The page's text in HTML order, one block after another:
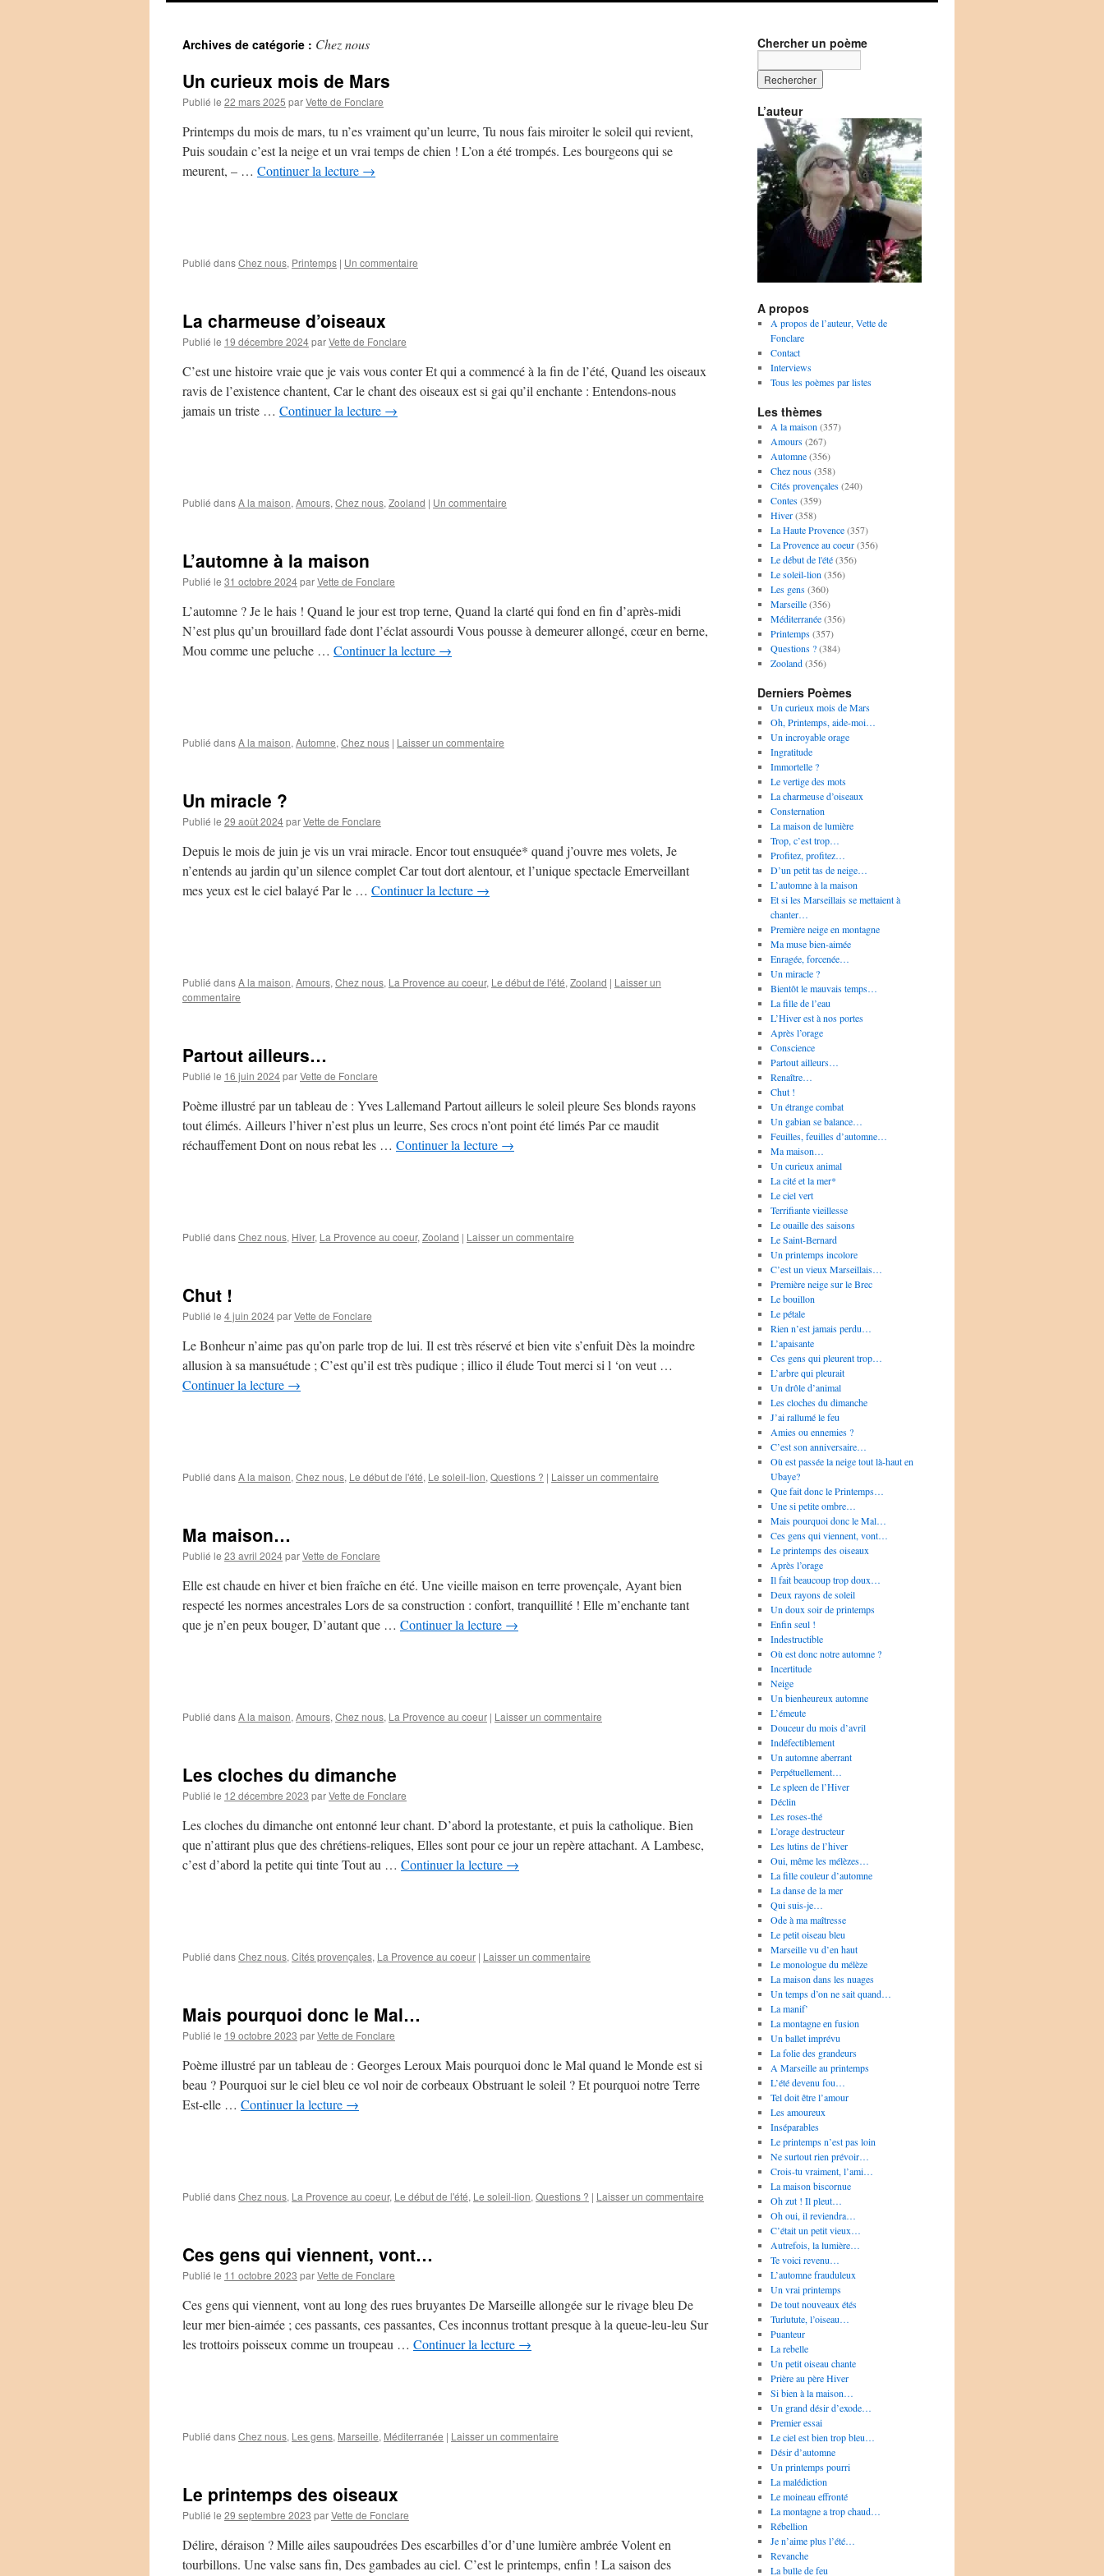
Archives de catégorie : Chez nous
Un curieux mois de Mars
Publié le 22 mars 2025 parVette de Fonclare
Printemps du mois de mars, tu n’es vraiment qu’un leurre, Tu nous fais miroiter le soleil qui revient,
Puis soudain c’est la neige et un vrai temps de chien ! L’on a été trompés. Les bourgeons qui se
meurent, – … Continuer la lecture →
Publié dansChez nous, Printemps | Un commentaire
La charmeuse d’oiseaux
Publié le 19 décembre 2024parVette de Fonclare
C’est une histoire vraie que je vais vous conter Et qui a commencé à la fin de l’été, Quand les oiseaux
ravis de l’existence chantent, Car le chant des oiseaux est si gai qu’il enchante : Entendons-nous
jamais un triste … Continuer la lecture →
Publié dansA la maison, Amours, Chez nous, Zooland | Un commentaire
L’automne à la maison
Publié le 31 octobre 2024parVette de Fonclare
L’automne ? Je le hais ! Quand le jour est trop terne, Quand la clarté qui fond en fin d’après-midi
N’est plus qu’un brouillard fade dont l’éclat assourdi Vous pousse à demeurer allongé, cœur en berne,
Mou comme une peluche … Continuer la lecture →
Publié dansA la maison, Automne, Chez nous | Laisser un commentaire
Un miracle ?
Publié le 29 août 2024parVette de Fonclare
Depuis le mois de juin je vis un vrai miracle. Encor tout ensuquée* quand j’ouvre mes volets, Je
n’entends au jardin qu’un silence complet Car tout dort alentour, et l’unique spectacle Emerveillant
mes yeux est le ciel balayé Par le … Continuer la lecture →
Publié dansA la maison, Amours, Chez nous, La Provence au coeur, Le début de l'été, Zooland | Laisser un
commentaire
Partout ailleurs…
Publié le 16 juin 2024parVette de Fonclare
Poème illustré par un tableau de : Yves Lallemand Partout ailleurs le soleil pleure Ses blonds rayons
tout élimés. Ailleurs l’hiver n’est plus un leurre, Ses crocs n’ont point été limés Par ce maudit
réchauffement Dont on nous rebat les … Continuer la lecture →
Publié dansChez nous, Hiver, La Provence au coeur, Zooland | Laisser un commentaire
Chut !
Publié le 4 juin 2024parVette de Fonclare
Le Bonheur n’aime pas qu’on parle trop de lui. Il est très réservé et bien vite s’enfuit Dès la moindre
allusion à sa mansuétude ; C’est qu’il est très pudique ; illico il élude Tout merci si l ‘on veut …
Continuer la lecture →
Publié dansA la maison, Chez nous, Le début de l'été, Le soleil-lion, Questions ? | Laisser un commentaire
Ma maison…
Publié le 23 avril 2024parVette de Fonclare
Elle est chaude en hiver et bien fraîche en été. Une vieille maison en terre provençale, Ayant bien
respecté les normes ancestrales Lors de sa construction : confort, tranquillité ! Elle m’enchante tant
que je n’en peux bouger, D’autant que … Continuer la lecture →
Publié dansA la maison, Amours, Chez nous, La Provence au coeur | Laisser un commentaire
Les cloches du dimanche
Publié le 12 décembre 2023 parVette de Fonclare
Les cloches du dimanche ont entonné leur chant. D’abord la protestante, et puis la catholique. Bien
que n’attirant plus que des chrétiens-reliques, Elles sont pour ce jour un repère attachant. A Lambesc,
c’est d’abord la petite qui tinte Tout au … Continuer la lecture →
Publié dansChez nous, Cités provençales, La Provence au coeur | Laisser un commentaire
Mais pourquoi donc le Mal…
Publié le 19 octobre 2023 parVette de Fonclare
Poème illustré par un tableau de : Georges Leroux Mais pourquoi donc le Mal quand le Monde est si
beau ? Pourquoi sur le ciel bleu ce vol noir de corbeaux Obstruant le soleil ? Et pourquoi notre Terre
Est-elle … Continuer la lecture →
Publié dansChez nous, La Provence au coeur, Le début de l'été, Le soleil-lion, Questions ? | Laisser un commentaire
Ces gens qui viennent, vont…
Publié le 11 octobre 2023 parVette de Fonclare
Ces gens qui viennent, vont au long des rues bruyantes De Marseille allongée sur le rivage bleu De
leur mer bien-aimée ; ces passants, ces passantes, Ces inconnus trottant presque à la queue-leu-leu Sur
les trottoirs poisseux comme un troupeau … Continuer la lecture →
Publié dansChez nous, Les gens, Marseille, Méditerranée | Laisser un commentaire
Le printemps des oiseaux
Publié le 29 septembre 2023 parVette de Fonclare
Délire, déraison ? Mille ailes saupoudrées Des escarbilles d’or d’une lumière ambrée Volent en
tourbillons. Une valse sans fin, Des gambades au ciel. C’est le printemps, enfin ! La saison des
Chercher un poème
L’auteur
A propos
A propos de l’auteur, Vette de
Fonclare
Contact
Interviews
Tous les poèmes par listes
Les thèmes
A la maison (357)
Amours(267)
Automne(356)
Chez nous(358)
Cités provençales(240)
Contes(359)
Hiver(358)
La Haute Provence(357)
La Provence au coeur(356)
Le début de l'été(356)
Le soleil-lion (356)
Les gens(360)
Marseille(356)
Méditerranée(356)
Printemps(357)
Questions ?(384)
Zooland(356)
Derniers Poèmes
Un curieux mois de Mars
Oh, Printemps, aide-moi…
Un incroyable orage
Ingratitude
Immortelle ?
Le vertige des mots
La charmeuse d’oiseaux
Consternation
La maison de lumière
Trop, c’est trop…
Profitez, profitez…
D’un petit tas de neige…
L’automne à la maison
Et si les Marseillais se mettaient à
chanter…
Première neige en montagne
Ma muse bien-aimée
Enragée, forcenée…
Un miracle ?
Bientôt le mauvais temps…
La fille de l’eau
L’Hiver est à nos portes
Après l’orage
Conscience
Partout ailleurs…
Renaître…
Chut !
Un étrange combat
Un gabian se balance…
Feuilles, feuilles d’automne…
Ma maison…
Un curieux animal
La cité et la mer*
Le ciel vert
Terrifiante vieillesse
Le ouaille des saisons
Le Saint-Bernard
Un printemps incolore
C’est un vieux Marseillais…
Première neige sur le Brec
Le bouillon
Le pétale
Rien n’est jamais perdu…
L’apaisante
Ces gens qui pleurent trop…
L’arbre qui pleurait
Un drôle d’animal
Les cloches du dimanche
J’ai rallumé le feu
Amies ou ennemies ?
C’est son anniversaire…
Où est passée la neige tout là-haut en
Ubaye?
Que fait donc le Printemps…
Une si petite ombre…
Mais pourquoi donc le Mal…
Ces gens qui viennent, vont…
Le printemps des oiseaux
Après l’orage
Il fait beaucoup trop doux…
Deux rayons de soleil
Un doux soir de printemps
Enfin seul !
Indestructible
Où est donc notre automne ?
Incertitude
Neige
Un bienheureux automne
L’émeute
Douceur du mois d’avril
Indéfectiblement
Un automne aberrant
Perpétuellement…
Le spleen de l’Hiver
Déclin
Les roses-thé
L’orage destructeur
Les lutins de l’hiver
Oui, même les mélèzes…
La fille couleur d’automne
La danse de la mer
Qui suis-je…
Ode à ma maîtresse
Le petit oiseau bleu
Marseille vu d’en haut
Le monologue du mélèze
La maison dans les nuages
Un temps d’on ne sait quand…
La manif’
La montagne en fusion
Un ballet imprévu
La folie des grandeurs
A Marseille au printemps
L’été devenu fou…
Tel doit être l’amour
Les amoureux
Inséparables
Le printemps n’est pas loin
Ne surtout rien prévoir…
Crois-tu vraiment, l’ami…
La maison biscornue
Oh zut ! Il pleut…
Oh oui, il reviendra…
C’était un petit vieux…
Autrefois, la lumière…
Te voici revenu…
L’automne frauduleux
Un vrai printemps
De tout nouveaux étés
Turlutute, l’oiseau…
Puanteur
La rebelle
Un petit oiseau chante
Prière au père Hiver
Si bien à la maison…
Un grand désir d’exode…
Premier essai
Le ciel est bien trop bleu…
Désir d’automne
Un printemps pourri
La malédiction
Le moineau effronté
La montagne a trop chaud…
Rébellion
Je n’aime plus l’été…
Revanche
La bulle de feu